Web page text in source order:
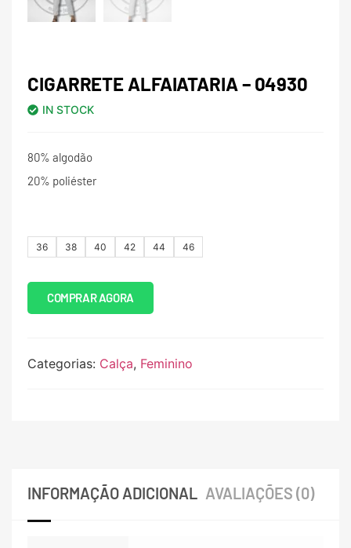
CIGARRETE ALFAIATARIA – 04930
IN STOCK
80% algodão
20% poliéster
36 38 40 42 44 46
COMPRAR AGORA
Categorias: Calça, Feminino
INFORMAÇÃO ADICIONAL AVALIAÇÕES (0)